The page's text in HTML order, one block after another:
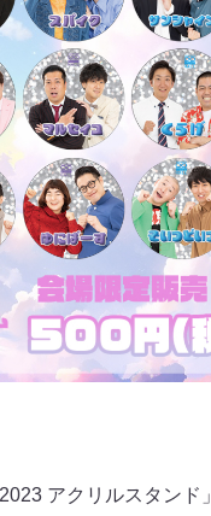
アクリルスタンド